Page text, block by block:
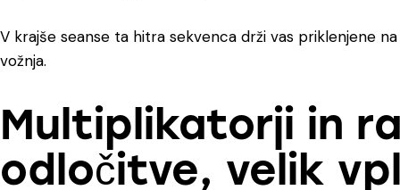
V krajše seanse ta hitra sekvenca drži vas priklenjene
vožnja.
Multiplikatorji in
odločitve, velik